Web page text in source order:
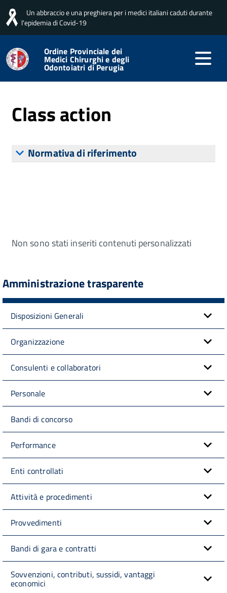
Un abbraccio e una preghiera per i medici italiani caduti durante
l'epidemia di Covid-19
Ordine Provinciale dei
Medici Chirurghi e degli
Odontoiatri di Perugia
Home Amministrazione trasparente Servizi erogati
Class action
Pubblicato: 15 Maggio 2026
Class action
Normativa di riferimento
Non sono stati inseriti contenuti personalizzati
Amministrazione trasparente
Disposizioni Generali
Organizzazione
Consulenti e collaboratori
Personale
Bandi di concorso
Performance
Enti controllati
Attività e procedimenti
Provvedimenti
Bandi di gara e contratti
Sovvenzioni, contributi, sussidi, vantaggi
economici